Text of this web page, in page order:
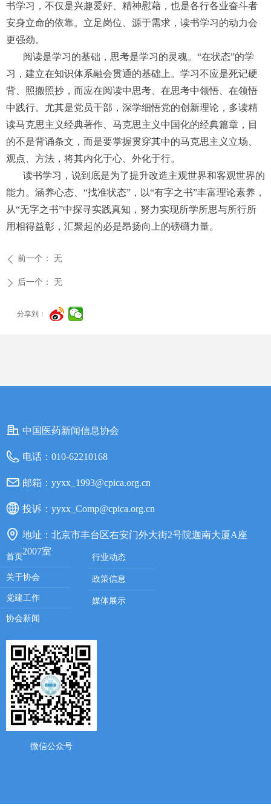
书学习，不仅是兴趣爱好、精神慰藉，也是各行各业奋斗者
安身立命的依靠。立足岗位、源于需求，读书学习的动力会
更强劲。
阅读是学习的基础，思考是学习的灵魂。“在状态”的学
习，建立在知识体系融会贯通的基础上。学习不应是死记硬
背、照搬照抄，而应在阅读中思考、在思考中领悟、在领悟
中践行。尤其是党员干部，深学细悟党的创新理论，多读精
读马克思主义经典著作、马克思主义中国化的经典篇章，目
的不是背诵条文，而是要掌握贯穿其中的马克思主义立场、
观点、方法，将其内化于心、外化于行。
读书学习，说到底是为了提升改造主观世界和客观世界的
能力。涵养心态、“找准状态”，以“有字之书”丰富理论素养，
从“无字之书”中探寻实践真知，努力实现所学所思与所行所
用相得益彰，汇聚起的必是昂扬向上的磅礴力量。
ꄴ 前一个： 无
ꄲ 后一个： 无
分享到：
微信公众号
首页
关于协会
党建工作
协会新闻
行业动态
政策信息
媒体展示
中国医药新闻信息协会
电话： 010-62210168
邮箱： yyxx_1993@cpica.org.cn
投诉： yyxx_Comp@cpica.org.cn
地址： 北京市丰台区右安门外大街2号院迦南大厦A座
2007室